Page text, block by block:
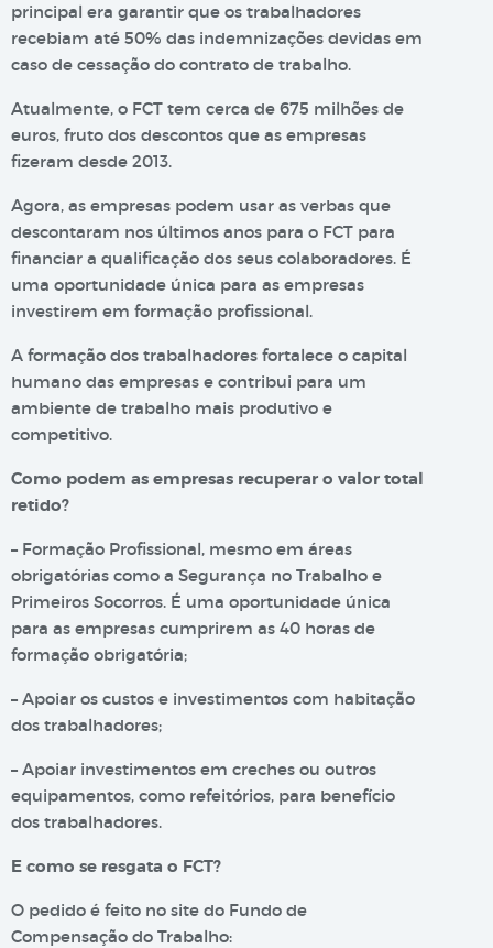
principal era garantir que os trabalhadores
recebiam até 50% das indemnizações devidas em
caso de cessação do contrato de trabalho.
Atualmente, o FCT tem cerca de 675 milhões de
euros, fruto dos descontos que as empresas
fizeram desde 2013.
Agora, as empresas podem usar as verbas que
descontaram nos últimos anos para o FCT para
financiar a qualificação dos seus colaboradores. É
uma oportunidade única para as empresas
investirem em formação profissional.
A formação dos trabalhadores fortalece o capital
humano das empresas e contribui para um
ambiente de trabalho mais produtivo e
competitivo.
Como podem as empresas recuperar o valor total
retido?
– Formação Profissional, mesmo em áreas
obrigatórias como a Segurança no Trabalho e
Primeiros Socorros. É uma oportunidade única
para as empresas cumprirem as 40 horas de
formação obrigatória;
– Apoiar os custos e investimentos com habitação
dos trabalhadores;
– Apoiar investimentos em creches ou outros
equipamentos, como refeitórios, para benefício
dos trabalhadores.
E como se resgata o FCT?
O pedido é feito no site do Fundo de
Compensação do Trabalho: